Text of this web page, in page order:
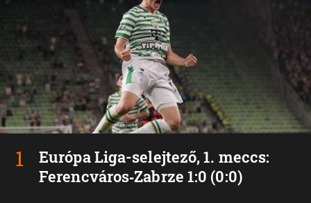
Európa Liga-selejtező, 1. meccs:
Ferencváros‑Zabrze 1:0 (0:0)